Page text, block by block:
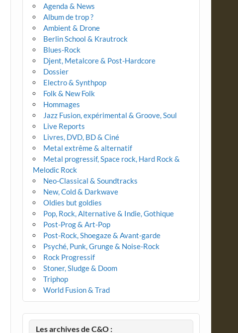
Agenda & News
Album de trop ?
Ambient & Drone
Berlin School & Krautrock
Blues-Rock
Djent, Metalcore & Post-Hardcore
Dossier
Electro & Synthpop
Folk & New Folk
Hommages
Jazz Fusion, expérimental & Groove, Soul
Live Reports
Livres, DVD, BD & Ciné
Metal extrême & alternatif
Metal progressif, Space rock, Hard Rock &
Melodic Rock
Neo-Classical & Soundtracks
New, Cold & Darkwave
Oldies but goldies
Pop, Rock, Alternative & Indie, Gothique
Post-Prog & Art-Pop
Post-Rock, Shoegaze & Avant-garde
Psyché, Punk, Grunge & Noise-Rock
Rock Progressif
Stoner, Sludge & Doom
Triphop
World Fusion & Trad
Les archives de C&O :